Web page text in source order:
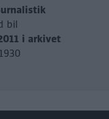
bil
i arkivet